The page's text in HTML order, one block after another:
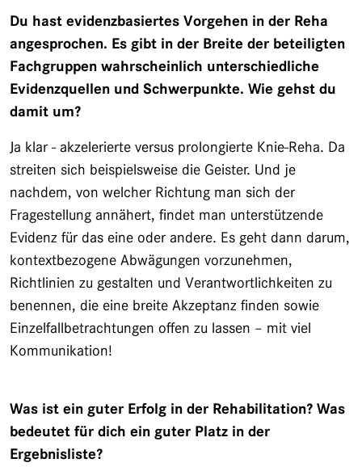
Du hast evidenzbasiertes Vorgehen in der Reha
angesprochen. Es gibt in der Breite der beteiligten
Fachgruppen wahrscheinlich unterschiedliche
Evidenzquellen und Schwerpunkte. Wie gehst du
damit um?
Ja klar - akzelerierte versus prolongierte Knie-Reha. Da
streiten sich beispielsweise die Geister. Und je
nachdem, von welcher Richtung man sich der
Fragestellung annähert, findet man unterstützende
Evidenz für das eine oder andere. Es geht dann darum,
kontextbezogene Abwägungen vorzunehmen,
Richtlinien zu gestalten und Verantwortlichkeiten zu
benennen, die eine breite Akzeptanz finden sowie
Einzelfallbetrachtungen offen zu lassen – mit viel
Kommunikation!
Was ist ein guter Erfolg in der Rehabilitation? Was
bedeutet für dich ein guter Platz in der
Ergebnisliste?